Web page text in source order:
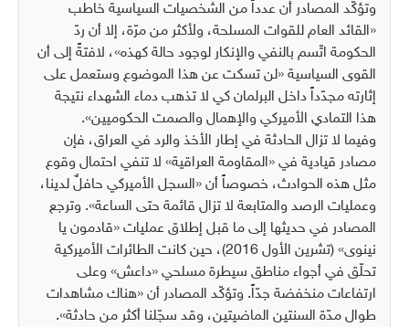
وتؤكّد المصادر أن عدداً من الشخصيات السياسية خاطب
«القائد العام للقوات المسلحة، ولأكثر من مرّة، إلا أن ردّ
الحكومة اتّسم بالنفي والإنكار لوجود حالة كهذه»، لافتةً إلى أن
القوى السياسية «لن تسكت عن هذا الموضوع وستعمل على
إثارته مجدّداً داخل البرلمان كي لا تذهب دماء الشهداء نتيجة
هذا التمادي الأميركي والإهمال والصمت الحكوميين».
وفيما لا تزال الحادثة في إطار الأخذ والرد في العراق، فإن
مصادر قيادية في «المقاومة العراقية» لا تنفي احتمال وقوع
مثل هذه الحوادث، خصوصاً أن «السجل الأميركي حافلٌ لدينا،
وعمليات الرصد والمتابعة لا تزال قائمة حتى الساعة». وترجع
المصادر في حديثها إلى ما قبل إطلاق عمليات «قادمون يا
نينوى» (تشرين الأول 2016)، حين كانت الطائرات الأميركية
تحلّق في أجواء مناطق سيطرة مسلحي «داعش» وعلى
ارتفاعات منخفضة جدّاً. وتؤكّد المصادر أن «هناك مشاهدات
طوال مدّة السنتين الماضيتين، وقد سجّلنا أكثر من حادثة».